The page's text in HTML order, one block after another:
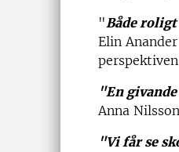
"Både
Elin
"En
Anna
"Vi får se